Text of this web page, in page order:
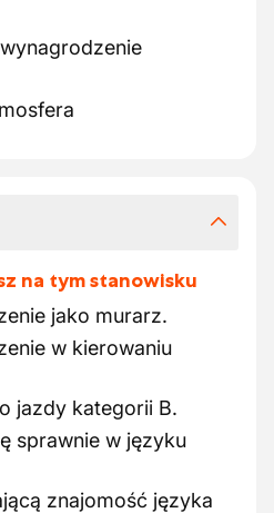
na tym stanowisku
jako murarz.
w kierowaniu
jazdy kategorii B.
sprawnie w języku
znajomość języka